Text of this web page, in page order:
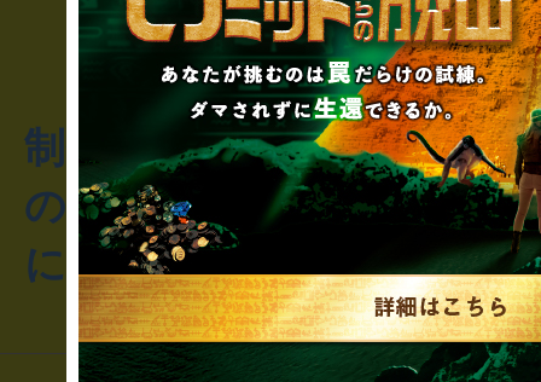
制作のご相談・コラボレ
のお客様からのご質問や
にお問い合わせください